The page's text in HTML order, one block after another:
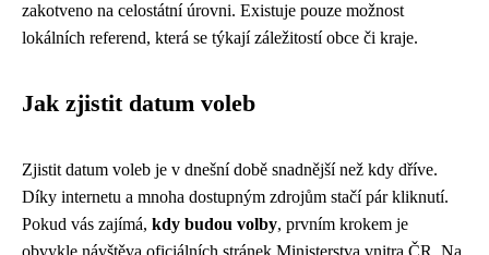
zakotveno na celostátní úrovni. Existuje pouze možnost
lokálních referend, která se týkají záležitostí obce či kraje.
Jak zjistit datum voleb
Zjistit datum voleb je v dnešní době snadnější než kdy dříve.
Díky internetu a mnoha dostupným zdrojům stačí pár kliknutí.
Pokud vás zajímá, kdy budou volby, prvním krokem je
obvykle návštěva oficiálních stránek Ministerstva vnitra ČR. Na